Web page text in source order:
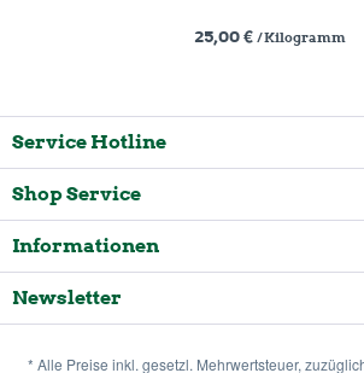
25,00 € / Kilogramm
Service Hotline
Shop Service
Informationen
Newsletter
* Alle Preise inkl. gesetzl. Mehrwertsteuer,